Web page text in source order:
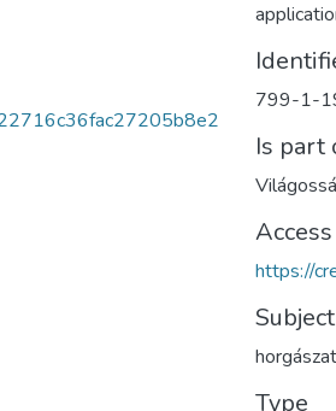
799-1-
Is part
https://
Subject
horgászat
Type